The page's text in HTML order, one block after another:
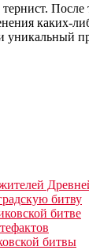
каких-
битву
битве
битвы